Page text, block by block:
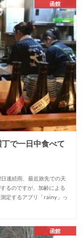
函館
で一日中食べて
連続雨、最近旅先での天
るのですが、加齢による
定するアプリ「rainy」っ
函館